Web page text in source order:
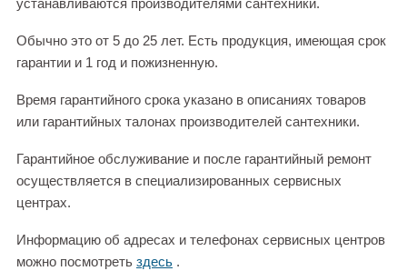
устанавливаются производителями сантехники.
Обычно это от 5 до 25 лет. Есть продукция, имеющая срок
гарантии и 1 год и пожизненную.
Время гарантийного срока указано в описаниях товаров
или гарантийных талонах производителей сантехники.
Гарантийное обслуживание и после гарантийный ремонт
осуществляется в специализированных сервисных
центрах.
Информацию об адресах и телефонах сервисных центров
можно посмотреть здесь .